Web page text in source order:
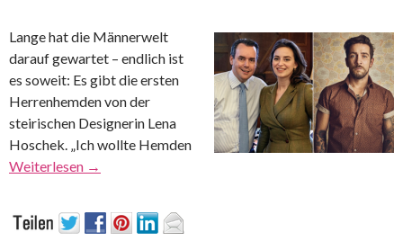
Lange hat die Männerwelt
darauf gewartet – endlich ist
es soweit: Es gibt die ersten
Herrenhemden von der
steirischen Designerin Lena
Hoschek. „Ich wollte Hemden
Weiterlesen →